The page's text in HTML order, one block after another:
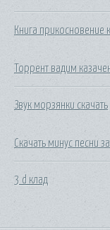
Книга прикосновение
Торрент вадим
Звук морзянки скачать
Скачать минус песни
3 d клад